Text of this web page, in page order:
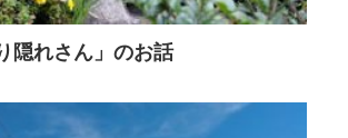
隠れさん」のお話